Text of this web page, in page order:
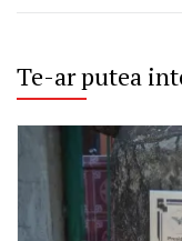
Te-ar putea